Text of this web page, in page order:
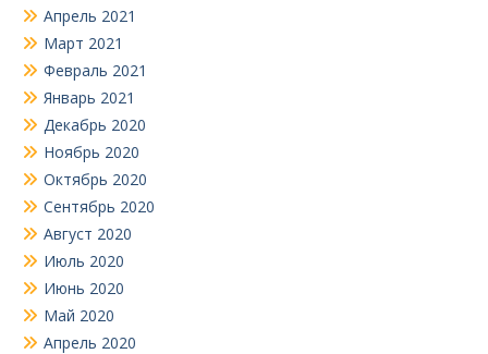
Апрель 2021
Март 2021
Февраль 2021
Январь 2021
Декабрь 2020
Ноябрь 2020
Октябрь 2020
Сентябрь 2020
Август 2020
Июль 2020
Июнь 2020
Май 2020
Апрель 2020